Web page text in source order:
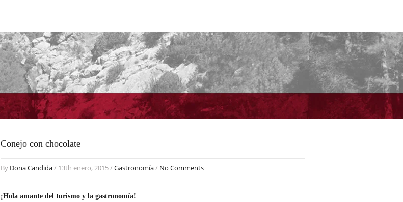
Conejo con chocolate
By Dona Candida/ 13th enero, 2015 /Gastronomía/ No Comments
¡Hola amante del turismo y la gastronomía!